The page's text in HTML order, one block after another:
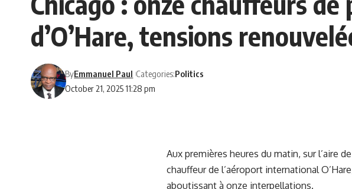
d’O’Hare, tensions
October 21, 2025 11:28 pm
ByEmmanuel Paul Categories:Politics
Aux premières heures du matin, sur l’aire
chauffeur de l’aéroport international
aboutissant à onze interpellations.